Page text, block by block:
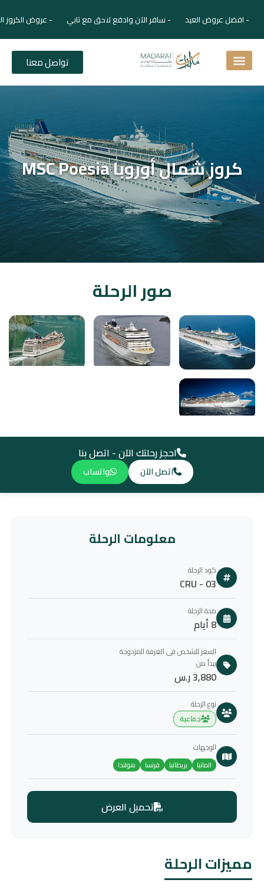
- افضل عروض العيد - سافر الآن وادفع لاحق مع تابي - عروض الكروز
تواصل معنا
كروز شمال أوروبا MSC Poesia
صور الرحلة
احجز رحلتك الآن - اتصل بنا
اتصل الآن واتساب
مميزات الرحلة
معلومات الرحلة
كود الرحلة
CRU - 03
مدة الرحلة
8 أيام
السعر للشخص فى الغرفة المزدوجة
يبدأ من
3,880 ر.س
نوع الرحلة
جماعية
الوجهات
المانيا بريطانيا فرنسا هولندا
تحميل العرض